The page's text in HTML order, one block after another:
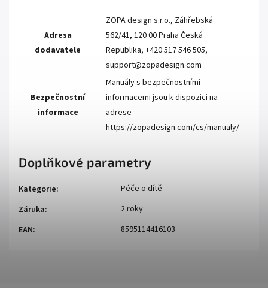
Adresa
dodavatele
ZOPA design s.r.o., Záhřebská
562/41, 120 00 Praha Česká
Republika, +420 517 546 505,
support@zopadesign.com
Bezpečnostní
informace
Manuály s bezpečnostními
informacemi jsou k dispozici na
adrese
https://zopadesign.com/cs/manualy/
Doplňkové parametry
Kategorie:
Péče o dítě
Záruka:
2 roky
EAN: 8595114416103